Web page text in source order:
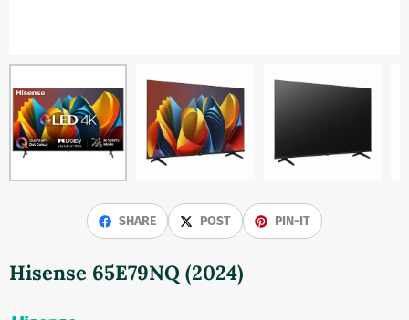
SHARE POST PIN-IT
Hisense 65E79NQ (2024)